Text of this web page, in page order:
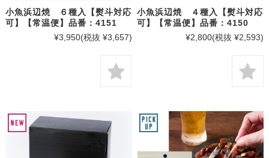
小魚浜辺焼 ６種入【熨斗対応
可】【常温便】品番：4151
¥3,950(税抜 ¥3,657)
小魚浜辺焼 ４種入【熨斗対応
可】【常温便】品番：4150
¥2,800(税抜 ¥2,593)